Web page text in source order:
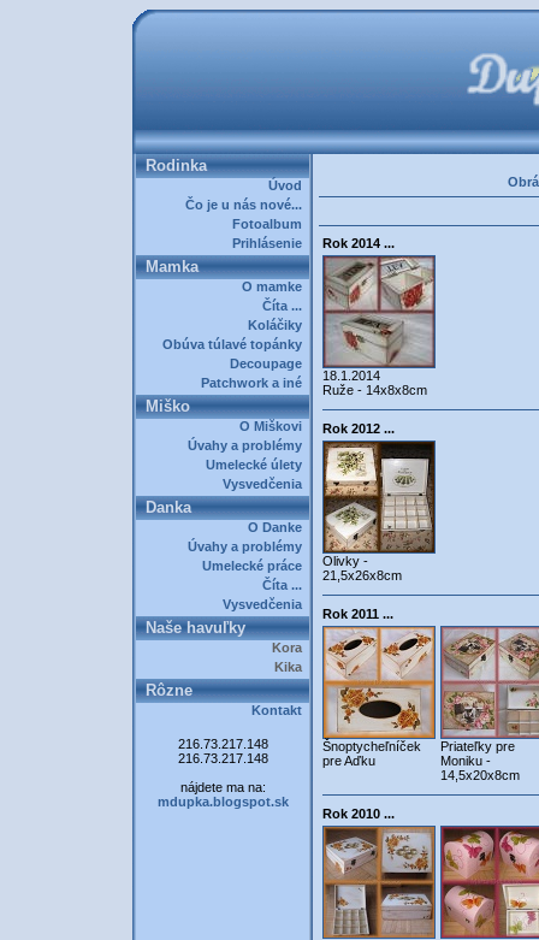
Rodinka
Úvod
Čo je u nás nové...
Fotoalbum
Prihlásenie
Mamka
O mamke
Číta ...
Koláčiky
Obúva túlavé topánky
Decoupage
Patchwork a iné
Miško
O Miškovi
Úvahy a problémy
Umelecké úlety
Vysvedčenia
Danka
O Danke
Úvahy a problémy
Umelecké práce
Číta ...
Vysvedčenia
Naše havuľky
Kora
Kika
Rôzne
Kontakt
216.73.217.148
216.73.217.148
nájdete ma na:
mdupka.blogspot.sk
Rok 2014 ...
18.1.2014
Ruže - 14x8x8cm
Rok 2012 ...
Olivky -
21,5x26x8cm
Rok 2011 ...
Šnoptycheľníček
pre Aďku
Priateľky pre
Moniku -
14,5x20x8cm
Rok 2010 ...